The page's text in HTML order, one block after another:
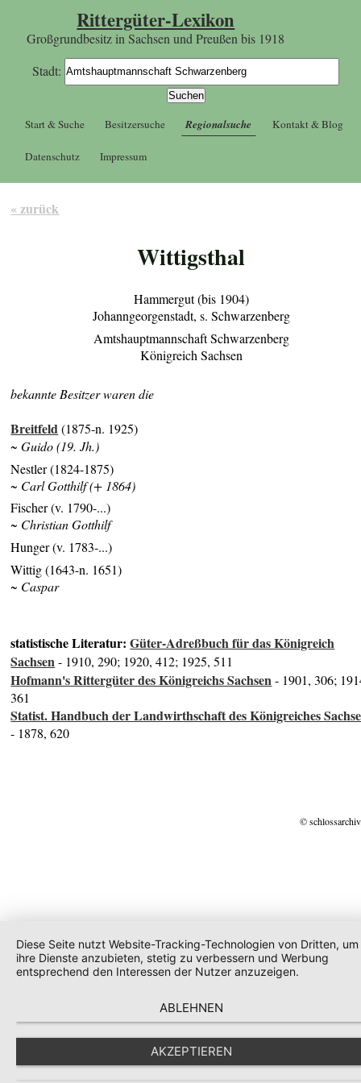
Rittergüter-Lexikon
Großgrundbesitz in Sachsen und Preußen bis 1918
Stadt:
Start & Suche Besitzersuche Regionalsuche Kontakt & Blog
Datenschutz Impressum
« zurück
Wittigsthal
Hammergut (bis 1904)
Johanngeorgenstadt, s. Schwarzenberg
Amtshauptmannschaft Schwarzenberg
Königreich Sachsen
bekannte Besitzer waren die
Breitfeld(1875-n. 1925)
~ Guido (19. Jh.)
Nestler (1824-1875)
~ Carl Gotthilf (+ 1864)
Fischer (v. 1790-...)
~ Christian Gotthilf
Hunger (v. 1783-...)
Wittig (1643-n. 1651)
~ Caspar
statistische Literatur:Güter-Adreßbuch für das Königreich
Sachsen- 1910, 290; 1920, 412; 1925, 511
Hofmann's Rittergüter des Königreichs Sachsen- 1901, 306;
361
Statist. Handbuch der Landwirthschaft des Königreiches
- 1878, 620
©
Diese Seite nutzt Website-Tracking-Technologien von Dritten, um
ihre Dienste anzubieten, stetig zu verbessern und Werbung
entsprechend den Interessen der Nutzer anzuzeigen.
ABLEHNEN
AKZEPTIEREN